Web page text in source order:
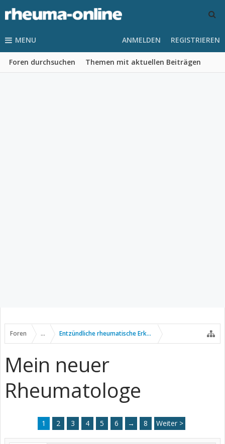
MENU
Foren durchsuchen Themen mit aktuellen Beiträgen
ANMELDEN REGISTRIEREN
Foren ... Entzündliche rheumatische Erkrankungen
Mein neuer
Rheumatologe
1 2 3 4 5 6 → 8 Weiter >